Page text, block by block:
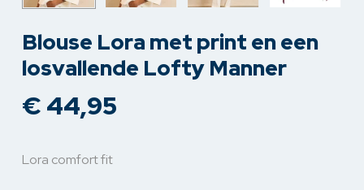
Blouse Lora met print en een
losvallende Lofty Manner
€ 44,95
Lora comfort fit